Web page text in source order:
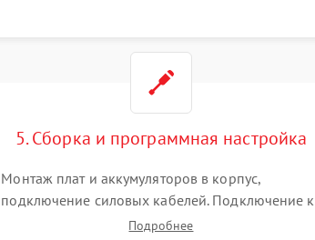
5. Сборка и программная настройка
Монтаж плат и аккумуляторов в корпус,
подключение силовых кабелей. Подключение к
ПК для программной калибровки констант
Подробнее